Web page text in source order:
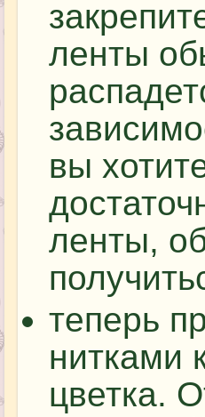
ленты
вы
ленты,
теперь
нитками
цветка.